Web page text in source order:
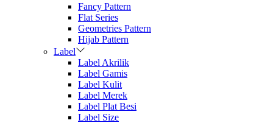
Fancy Pattern
Flat Series
Geometries Pattern
Hijab Pattern
Label
Label Akrilik
Label Gamis
Label Kulit
Label Merek
Label Plat Besi
Label Size